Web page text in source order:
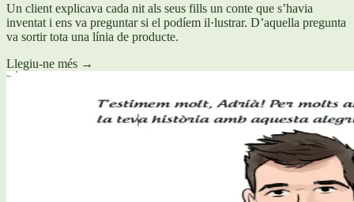
Un client explicava cada nit als seus fills un conte que s’havia
inventat i ens va preguntar si el podíem il·lustrar. D’aquella pregunta
va sortir tota una línia de producte.
Llegiu-ne més →